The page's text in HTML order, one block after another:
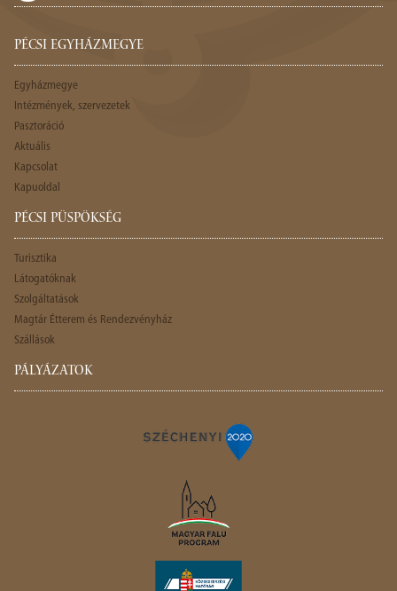
PÉCSI EGYHÁZMEGYE
Egyházmegye
Intézmények, szervezetek
Pasztoráció
Aktuális
Kapcsolat
Kapuoldal
PÉCSI PÜSPÖKSÉG
Turisztika
Látogatóknak
Szolgáltatások
Magtár Étterem és Rendezvényház
Szállások
PÁLYÁZATOK